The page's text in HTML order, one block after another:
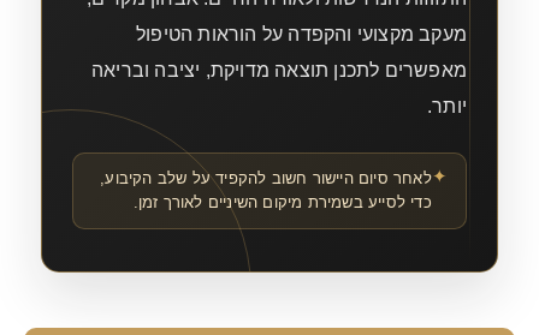
מעקב מקצועי והקפדה על הוראות הטיפול
מאפשרים לתכנן תוצאה מדויקת, יציבה ובריאה
יותר.
לאחר סיום היישור חשוב להקפיד על שלב הקיבוע,
כדי לסייע בשמירת מיקום השיניים לאורך זמן.